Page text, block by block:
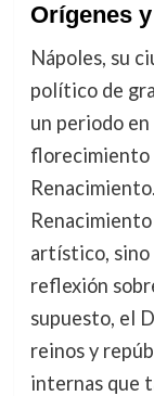
Orígenes
Nápoles, su
político de
un periodo
florecimiento
artístico, sino
reflexión
supuesto, el
reinos y
internas que